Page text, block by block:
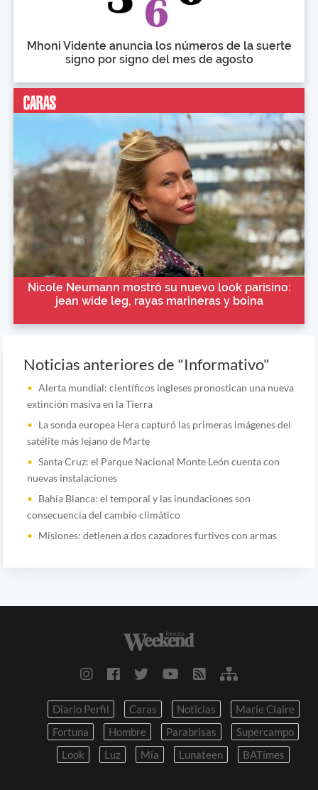
Mhoni Vidente anuncia los números de la suerte
signo por signo del mes de agosto
Nicole Neumann mostró su nuevo look parisino:
jean wide leg, rayas marineras y boina
Noticias anteriores de "Informativo"
Alerta mundial: científicos ingleses pronostican una nueva
extinción masiva en la Tierra
La sonda europea Hera capturó las primeras imágenes del
satélite más lejano de Marte
Santa Cruz: el Parque Nacional Monte León cuenta con
nuevas instalaciones
Bahía Blanca: el temporal y las inundaciones son
consecuencia del cambio climático
Misiones: detienen a dos cazadores furtivos con armas
Diario Perfil Caras Noticias
Marie Claire
Fortuna
Hombre Parabrisas
Supercampo
Look
Luz Mia Lunateen BATimes